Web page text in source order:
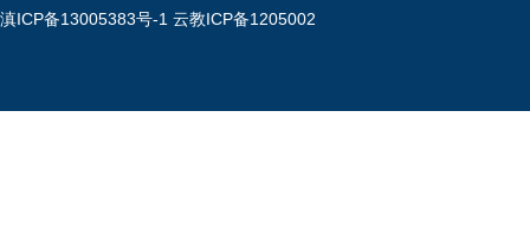
滇ICP备13005383号-1 云教ICP备1205002